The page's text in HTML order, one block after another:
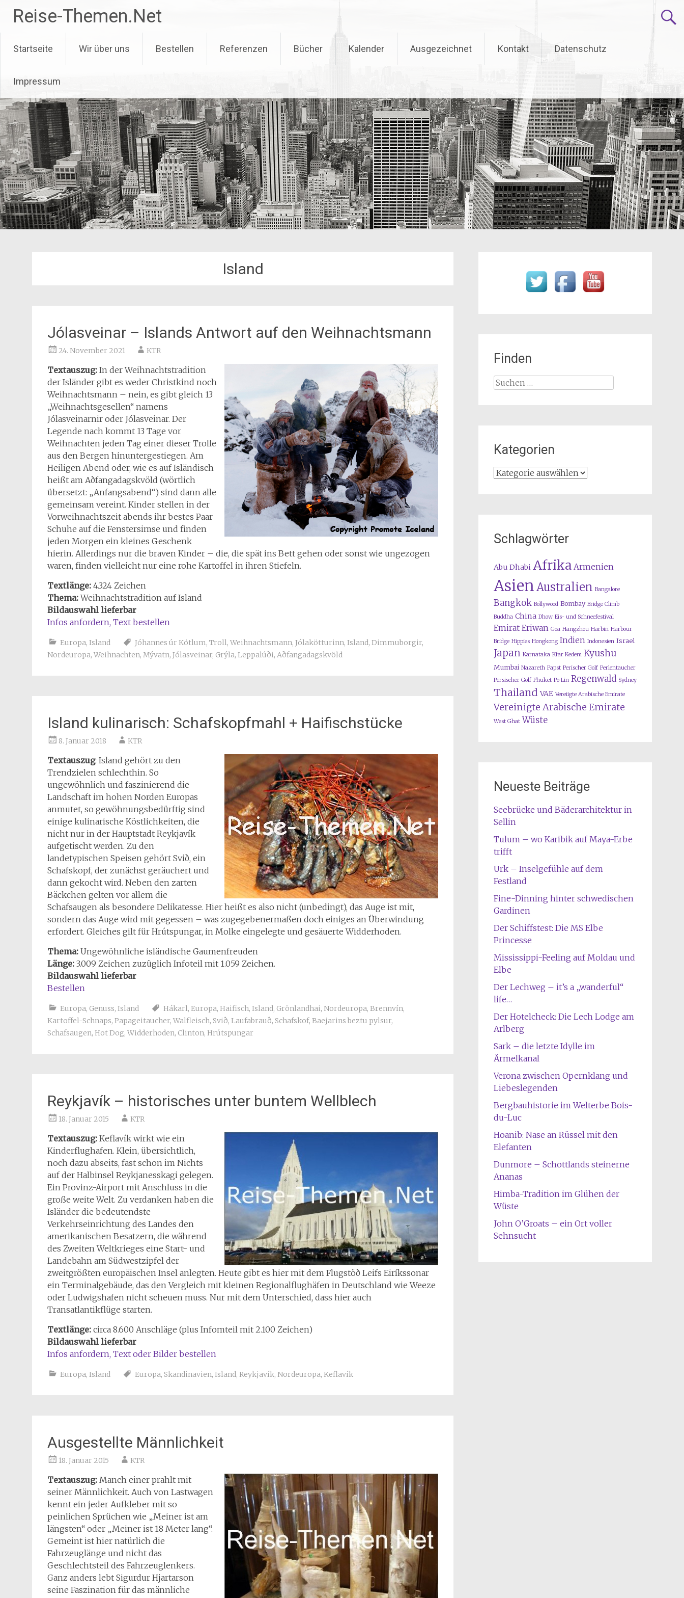
Inhalt
springen
Reise-Themen.Net
Startseite Wir über uns Bestellen Referenzen Bücher Kalender Ausgezeichnet Kontakt Datenschutz
Impressum
Island
Jólasveinar – Islands Antwort auf den Weihnachtsmann
24. November 2021 KTR
Textauszug: In der Weihnachtstradition
der Isländer gibt es weder Christkind noch
Weihnachtsmann – nein, es gibt gleich 13
„Weihnachtsgesellen“ namens
Jólasveinarnir oder Jólasveinar. Der
Legende nach kommt 13 Tage vor
Weihnachten jeden Tag einer dieser Trolle
aus den Bergen hinuntergestiegen. Am
Heiligen Abend oder, wie es auf Isländisch
heißt am Aðfangadagskvöld (wörtlich
übersetzt: „Anfangsabend“) sind dann alle
gemeinsam vereint. Kinder stellen in der
Vorweihnachtszeit abends ihr bestes Paar
Schuhe auf die Fenstersimse und finden
jeden Morgen ein kleines Geschenk
hierin. Allerdings nur die braven Kinder – die, die spät ins Bett gehen oder sonst wie ungezogen
waren, finden vielleicht nur eine rohe Kartoffel in ihren Stiefeln.
Textlänge: 4.324 Zeichen
Thema:Weihnachtstradition auf Island
Bildauswahl lieferbar
Infos anfordern, Text bestellen
Europa, Island Jóhannes úr Kötlum, Troll, Weihnachtsmann, Jólakötturinn, Island, Dimmuborgir,
Nordeuropa, Weihnachten, Mývatn, Jólasveinar, Grýla, Leppalúði, Aðfangadagskvöld
Island kulinarisch: Schafskopfmahl + Haifischstücke
8. Januar 2018 KTR
Textauszug: Island gehört zu den
Trendzielen schlechthin. So
ungewöhnlich und faszinierend die
Landschaft im hohen Norden Europas
anmutet, so gewöhnungsbedürftig sind
einige kulinarische Köstlichkeiten, die
nicht nur in der Hauptstadt Reykjavík
aufgetischt werden. Zu den
landetypischen Speisen gehört Svið, ein
Schafskopf, der zunächst geräuchert und
dann gekocht wird. Neben den zarten
Bäckchen gelten vor allem die
Schafsaugen als besondere Delikatesse. Hier heißt es also nicht (unbedingt), das Auge ist mit,
sondern das Auge wird mit gegessen – was zugegebenermaßen doch einiges an Überwindung
erfordert. Gleiches gilt für Hrútspungar, in Molke eingelegte und gesäuerte Widderhoden.
Thema: Ungewöhnliche isländische Gaumenfreuden
Länge: 3.009 Zeichen zuzüglich Infoteil mit 1.059 Zeichen.
Bildauswahl lieferbar
Bestellen
Europa, Genuss, Island Hákarl, Europa, Haifisch, Island, Grönlandhai, Nordeuropa, Brennvín,
Kartoffel-Schnaps, Papageitaucher, Walfleisch, Svið, Laufabrauð, Schafskof, Baejarins beztu pylsur,
Schafsaugen, Hot Dog, Widderhoden, Clinton, Hrútspungar
Reykjavík – historisches unter buntem Wellblech
18. Januar 2015 KTR
Textauszug: Keflavík wirkt wie ein
Kinderflughafen. Klein, übersichtlich,
noch dazu abseits, fast schon im Nichts
auf der Halbinsel Reykjanesskagi gelegen.
Ein Provinz-Airport mit Anschluss in die
große weite Welt. Zu verdanken haben die
Isländer die bedeutendste
Verkehrseinrichtung des Landes den
amerikanischen Besatzern, die während
des Zweiten Weltkrieges eine Start- und
Landebahn am Südwestzipfel der
zweitgrößten europäischen Insel anlegten. Heute gibt es hier mit dem Flugstöð Leifs Eiríkssonar
ein Terminalgebäude, das den Vergleich mit kleinen Regionalflughäfen in Deutschland wie Weeze
oder Ludwigshafen nicht scheuen muss. Nur mit dem Unterschied, dass hier auch
Transatlantikflüge starten.
Textlänge: circa 8.600 Anschläge (plus Infomteil mit 2.100 Zeichen)
Bildauswahl lieferbar
Infos anfordern, Text oder Bilder bestellen
Europa, Island Europa, Skandinavien, Island, Reykjavík, Nordeuropa, Keflavík
Ausgestellte Männlichkeit
18. Januar 2015 KTR
Textauszug: Manch einer prahlt mit
seiner Männlichkeit. Auch von Lastwagen
kennt ein jeder Aufkleber mit so
peinlichen Sprüchen wie „Meiner ist am
längsten“ oder „Meiner ist 18 Meter lang“.
Gemeint ist hier natürlich die
Fahrzeuglänge und nicht das
Geschlechtsteil des Fahrzeuglenkers.
Ganz anders lebt Sigurdur Hjartarson
seine Faszination für das männliche
Finden
Suchen
Kategorien
Kategorien
Schlagwörter
Abu Dhabi Afrika Armenien
AsienAustralien Bangalore
Bangkok Bollywood Bombay Bridge Climb
Buddha China Dhow Eis- und Schneefestival
Emirat Eriwan Goa Hangzhou Harbin Harbour
Bridge Hippies Hongkong Indien Indonesien Israel
Japan Karnataka Kfar Kedem Kyushu
Mumbai Nazareth Papst Perischer Golf Perlentaucher
Persischer Golf Phuket Po Lin Regenwald Sydney
Thailand VAE Vereiigte Arabische Emirate
Vereinigte Arabische Emirate
West Ghat Wüste
Neueste Beiträge
Seebrücke und Bäderarchitektur in
Sellin
Tulum – wo Karibik auf Maya-Erbe
trifft
Urk – Inselgefühle auf dem
Festland
Fine-Dinning hinter schwedischen
Gardinen
Der Schiffstest: Die MS Elbe
Princesse
Mississippi-Feeling auf Moldau und
Elbe
Der Lechweg – it’s a „wanderful“
life…
Der Hotelcheck: Die Lech Lodge am
Arlberg
Sark – die letzte Idylle im
Ärmelkanal
Verona zwischen Opernklang und
Liebeslegenden
Bergbauhistorie im Welterbe Bois-
du-Luc
Hoanib: Nase an Rüssel mit den
Elefanten
Dunmore – Schottlands steinerne
Ananas
Himba-Tradition im Glühen der
Wüste
John O’Groats – ein Ort voller
Sehnsucht